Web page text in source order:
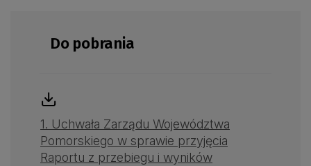
Do pobrania
1. Uchwała Zarządu Województwa
Pomorskiego w sprawie przyjęcia
Raportu z przebiegu i wyników